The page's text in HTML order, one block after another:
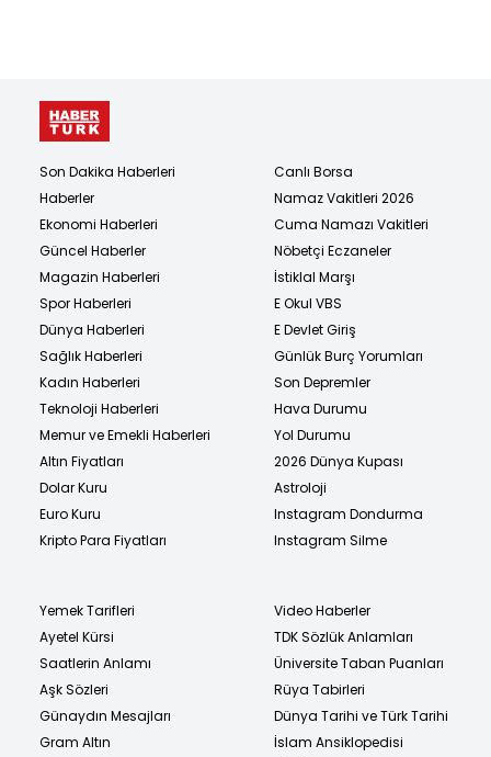
Son Dakika Haberleri
Haberler
Ekonomi Haberleri
Güncel Haberler
Magazin Haberleri
Spor Haberleri
Dünya Haberleri
Sağlık Haberleri
Kadın Haberleri
Teknoloji Haberleri
Memur ve Emekli Haberleri
Altın Fiyatları
Dolar Kuru
Euro Kuru
Kripto Para Fiyatları
Canlı Borsa
Namaz Vakitleri 2026
Cuma Namazı Vakitleri
Nöbetçi Eczaneler
İstiklal Marşı
E Okul VBS
E Devlet Giriş
Günlük Burç Yorumları
Son Depremler
Hava Durumu
Yol Durumu
2026 Dünya Kupası
Astroloji
Instagram Dondurma
Instagram Silme
Yemek Tarifleri
Ayetel Kürsi
Saatlerin Anlamı
Aşk Sözleri
Günaydın Mesajları
Gram Altın
Video Haberler
TDK Sözlük Anlamları
Üniversite Taban Puanları
Rüya Tabirleri
Dünya Tarihi ve Türk Tarihi
İslam Ansiklopedisi